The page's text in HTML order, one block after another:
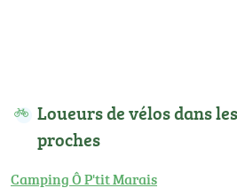
Loueurs de vélos dans
proches
Camping Ô P'tit Marais